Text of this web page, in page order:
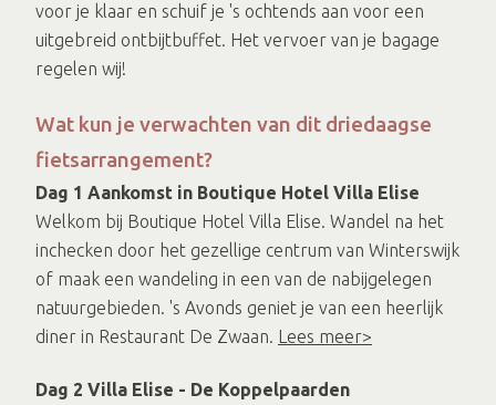
voor je klaar en schuif je 's ochtends aan voor een
uitgebreid ontbijtbuffet. Het vervoer van je bagage
regelen wij!
Wat kun je verwachten van dit driedaagse
fietsarrangement?
Dag 1 Aankomst in Boutique Hotel Villa Elise
Welkom bij Boutique Hotel Villa Elise. Wandel na het
inchecken door het gezellige centrum van Winterswijk
of maak een wandeling in een van de nabijgelegen
natuurgebieden. 's Avonds geniet je van een heerlijk
diner in Restaurant De Zwaan. Lees meer>
Dag 2 Villa Elise - De Koppelpaarden